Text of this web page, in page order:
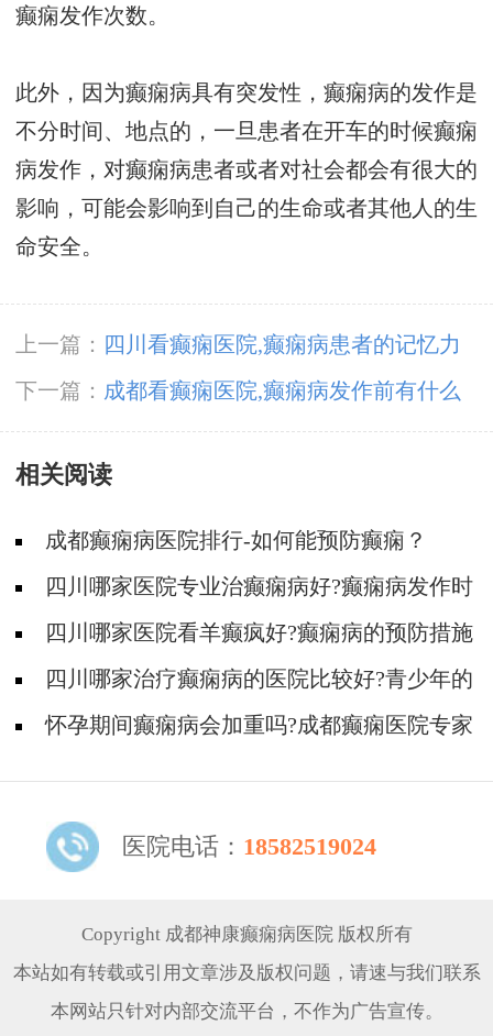
癫痫发作次数。
此外，因为癫痫病具有突发性，癫痫病的发作是
不分时间、地点的，一旦患者在开车的时候癫痫
病发作，对癫痫病患者或者对社会都会有很大的
影响，可能会影响到自己的生命或者其他人的生
命安全。
上一篇：
四川看癫痫医院,癫痫病患者的记忆力
差是为什么?
下一篇： 成都看癫痫医院,癫痫病发作前有什么
症状?
相关阅读
成都癫痫病医院排行-如何能预防癫痫？
四川哪家医院专业治癫痫病好?癫痫病发作时
要注意什么?
四川哪家医院看羊癫疯好?癫痫病的预防措施
有哪些?
四川哪家治疗癫痫病的医院比较好?青少年的
日常护理要注意什么?
怀孕期间癫痫病会加重吗?成都癫痫医院专家
医院电话： 18582519024
Copyright 成都神康癫痫病医院 版权所有
本站如有转载或引用文章涉及版权问题，请速与我们联系
本网站只针对内部交流平台，不作为广告宣传。